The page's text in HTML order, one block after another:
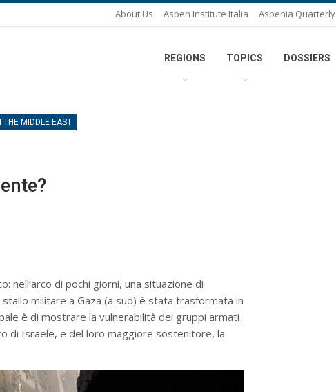
About Us Aspen Institute Italia Aspenia Quarterly
REGIONS TOPICS DOSSIERS
THE MIDDLE EAST
nell’arco di pochi giorni, una situazione di
militare a Gaza (a sud) è stata trasformata in
è di mostrare la vulnerabilità dei gruppi armati
di Israele, e del loro maggiore sostenitore, la